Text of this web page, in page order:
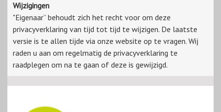
Wijzigingen
"Eigenaar” behoudt zich het recht voor om deze
privacyverklaring van tijd tot tijd te wijzigen. De laatste
versie is te allen tijde via onze website op te vragen. Wij
raden u aan om regelmatig de privacyverklaring te
raadplegen om na te gaan of deze is gewijzigd.